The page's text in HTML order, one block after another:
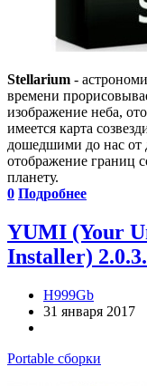
Stellarium -
времени
изображение неба,
имеется карта
дошедшими до нас от
отображение границ
планету.
0 Подробнее
YUMI (Your
Installer)
H999Gb
31 января 2017
Portable сборки